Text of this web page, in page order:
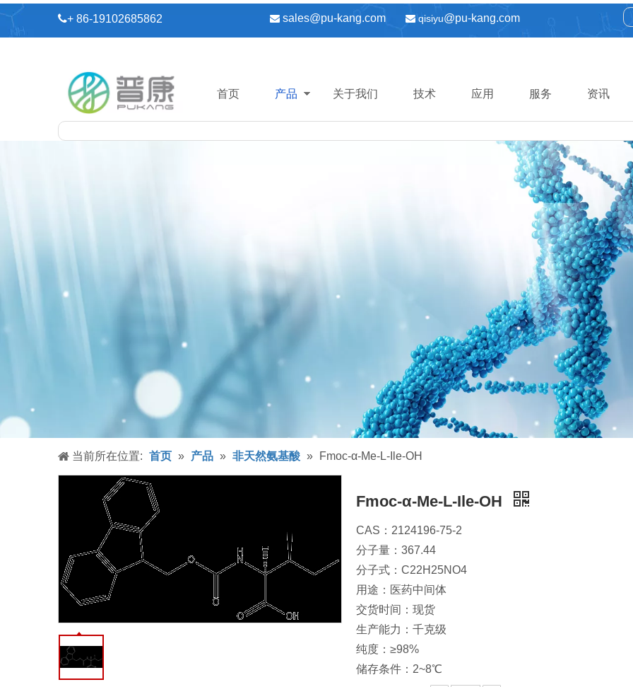
+ 86-19102685862  sales@pu-kang.com  qisiyu@pu-kang.com
首页 产品 关于我们 技术 应用 服务 资讯
当前所在位置: 首页 » 产品 » 非天然氨基酸 » Fmoc-α-Me-L-Ile-OH
Fmoc-α-Me-L-Ile-OH
CAS：2124196-75-2
分子量：367.44
分子式：C22H25NO4
用途：医药中间体
交货时间：现货
生产能力：千克级
纯度：≥98%
储存条件：2~8℃